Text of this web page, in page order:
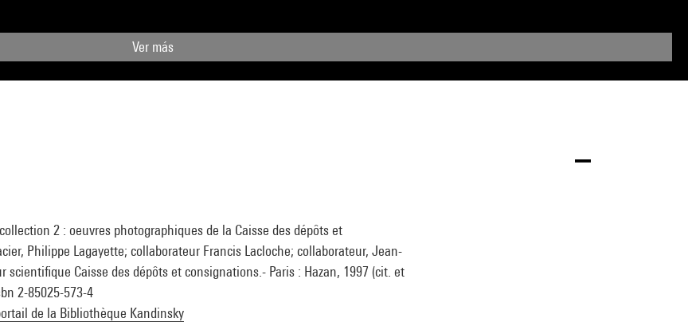
Ver más
2 : oeuvres photographiques de la Caisse des dépôts et
Philippe Lagayette; collaborateur Francis Lacloche; collaborateur, Jean-
scientifique Caisse des dépôts et consignations.- Paris : Hazan, 1997 (cit. et
2-85025-573-4
de la Bibliothèque Kandinsky